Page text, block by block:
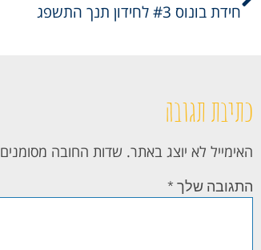
חידת בונוס #3 לחידון תנך התשפג
כתיבת תגובה
האימייל לא יוצג באתר. שדות החובה מסומנים
התגובה שלך *